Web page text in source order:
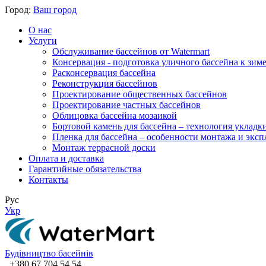
Город: Ваш город
О нас
Услуги
Обслуживание бассейнов от Watermart
Консервация - подготовка уличного бассейна к зиме
Расконсервация бассейна
Реконструкция бассейнов
Проектирование общественных бассейнов
Проектирование частных бассейнов
​Облицовка бассейна мозаикой
Бортовой камень для бассейна – технология
Пленка для бассейна – особенности монтажа и
Монтаж террасной доски
Оплата и доставка
Гарантийные обязательства
Контакты
Рус
Укр
Будівництво басейнів
+380 67 704 54 54